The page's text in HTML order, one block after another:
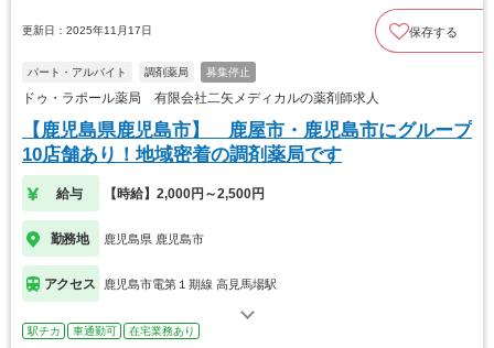
更新日：2025年11月17日 保存する
パート・アルバイト 調剤薬局 募集停止
ドゥ・ラポール薬局 有限会社二矢メディカルの薬剤師求人
【鹿児島県鹿児島市】 鹿屋市・鹿児島市にグループ
10店舗あり！地域密着の調剤薬局です
給与 【時給】2,000円～2,500円
勤務地 鹿児島県 鹿児島市
アクセス 鹿児島市電第１期線 高見馬場駅
駅チカ 車通勤可 在宅業務あり